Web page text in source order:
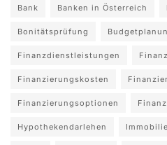
Bank Banken in Österreich
Bonitätsprüfung
Finanzdienstleistungen
Finanzierungskosten
Finanzierungsoptionen
Hypothekendarlehen